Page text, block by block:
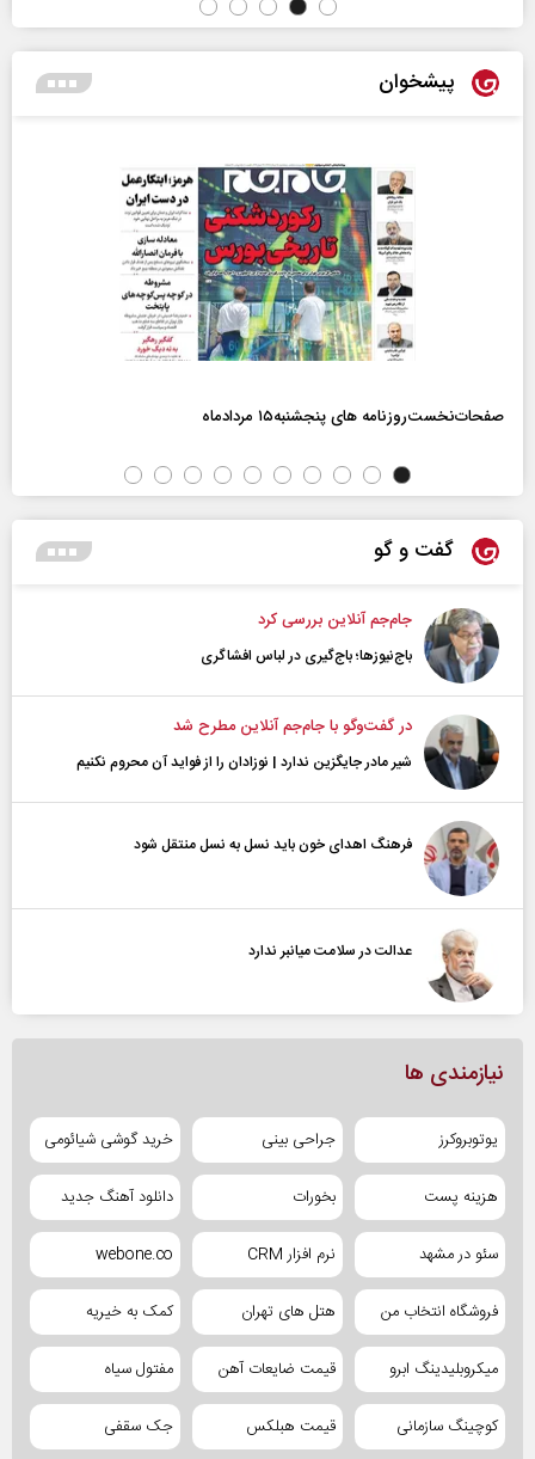
پیشخوان
صفحات‌نخست‌روزنامه ها‌ی پنجشنبه‌۱۵ مردادماه
گفت و گو
جام‌جم آنلاین بررسی کرد
باج‌نیوزها؛ باج‌گیری در لباس افشاگری
در گفت‌و‌گو با جام‌جم آنلاین مطرح شد
شیر مادر جایگزین ندارد | نوزادان را از فواید آن محروم نکنیم
فرهنگ اهدای خون باید نسل به نسل منتقل شود
عدالت در سلامت میانبر ندارد
نیازمندی ها
یوتوبروکرز جراحی بینی خرید گوشی شیائومی
هزینه پست بخورات دانلود آهنگ جدید
سئو در مشهد نرم افزار CRM webone.co
فروشگاه انتخاب من هتل های تهران کمک به خیریه
میکروبلیدینگ ابرو قیمت ضایعات آهن مفتول سیاه
کوچینگ سازمانی قیمت هبلکس جک سقفی